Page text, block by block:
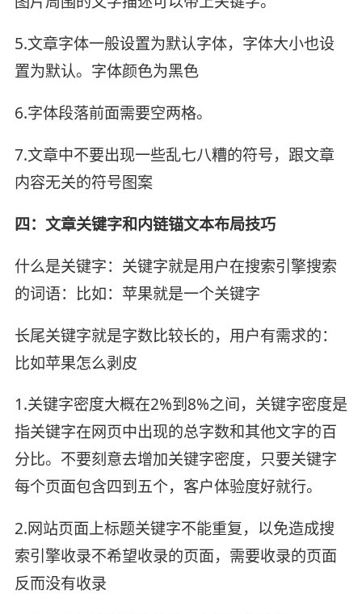
5.文章字体一般设置为默认字体，字体大小也设
置为默认。字体颜色为黑色
6.字体段落前面需要空两格。
7.文章中不要出现一些乱七八糟的符号，跟文章
内容无关的符号图案
四：文章关键字和内链锚文本布局技巧
什么是关键字：关键字就是用户在搜索引擎搜索
的词语：比如：苹果就是一个关键字
长尾关键字就是字数比较长的，用户有需求的：
比如苹果怎么剥皮
1.关键字密度大概在2%到8%之间，关键字密度是
指关键字在网页中出现的总字数和其他文字的百
分比。不要刻意去增加关键字密度，只要关键字
每个页面包含四到五个，客户体验度好就行。
2.网站页面上标题关键字不能重复，以免造成搜
索引擎收录不希望收录的页面，需要收录的页面
反而没有收录